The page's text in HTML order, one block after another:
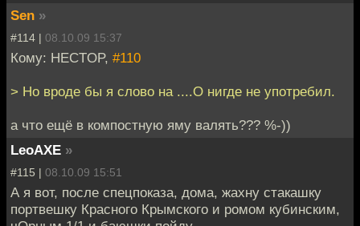
Sen »
#114 | 08.10.09 15:37
Кому: HECTOP, #110
> Но вроде бы я слово на ....О нигде не употребил.
а что ещё в компостную яму валять??? %-))
LeoAXE »
#115 | 08.10.09 15:51
А я вот, после спецпоказа, дома, жахну стакашку
портвешку Красного Крымского и ромом кубинским,